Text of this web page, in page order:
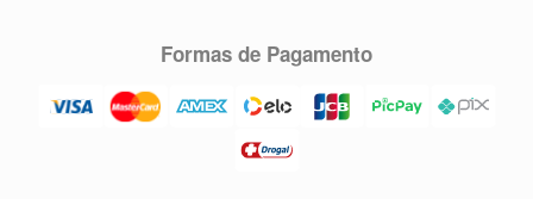
Formas de Pagamento